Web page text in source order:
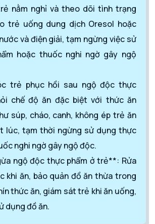
nằm nghỉ và theo dõi tình trạng
trẻ uống dung dịch Oresol hoặc
và điện giải, tạm ngừng việc sử
hoặc thuốc nghi ngờ gây ngộ
trẻ phục hồi sau ngộ độc thực
chế độ ăn đặc biệt với thức ăn
súp, cháo, canh, không ép trẻ ăn
lúc, tạm thời ngừng sử dụng thực
nghi ngờ gây ngộ độc.
ngộ độc thực phẩm ở trẻ**: Rửa
khi ăn, bảo quản đồ ăn thừa trong
thức ăn, giám sát trẻ khi ăn uống,
dụng đồ ăn.